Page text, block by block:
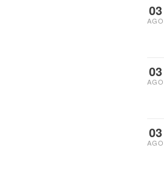
03
AGO
03
AGO
03
AGO